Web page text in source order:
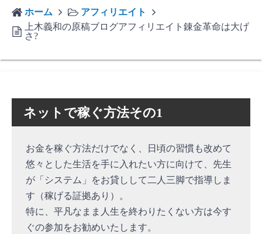
ホーム
アフィリエイト
上木義和の原稿ブログアフィリエイト錬金革命は大げ
さ?
ネットで稼ぐ方法その1
お金を稼ぐ方法だけでなく、日頃の習慣も改めて
悠々とした生活を手に入れたい方に向けて、先生
が「システム」をお貸しして二人三脚で指導しま
す（稼げる証拠あり）。
特に、平凡なまま人生を終わりたくない方は今す
ぐの参加をお勧めいたします。